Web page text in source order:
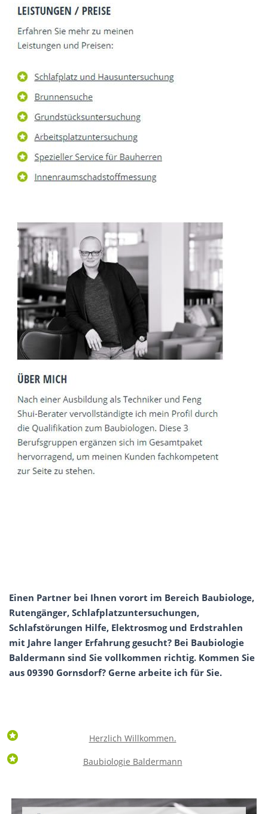
Einen Partner bei Ihnen vorort im Bereich Baubiologe,
Rutengänger, Schlafplatzuntersuchungen,
Schlafstörungen Hilfe, Elektrosmog und Erdstrahlen
mit Jahre langer Erfahrung gesucht? Bei Baubiologie
Baldermann sind Sie vollkommen richtig. Kommen Sie
aus 09390 Gornsdorf? Gerne arbeite ich für Sie.
Herzlich Willkommen.
Baubiologie Baldermann